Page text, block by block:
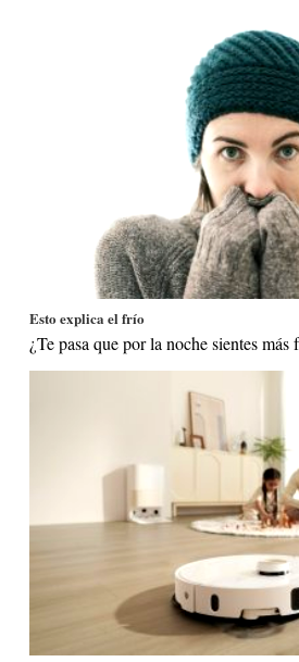
Esto explica el frío
¿Te pasa que por la noche sientes